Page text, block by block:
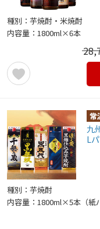
種別：芋焼酎・米焼酎
内容量：1800ml×6本
九
L
種別：芋焼酎
内容量：1800ml×5本（紙